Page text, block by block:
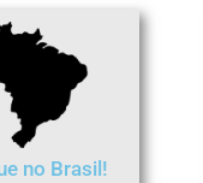
no Brasil!